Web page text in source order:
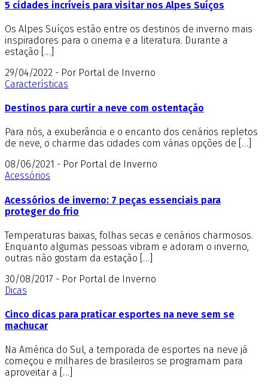
5 cidades incríveis para visitar nos Alpes Suíços
Os Alpes Suíços estão entre os destinos de inverno mais
inspiradores para o cinema e a literatura. Durante a
estação […]
29/04/2022 - Por Portal de Inverno
Características
Destinos para curtir a neve com ostentação
Para nós, a exuberância e o encanto dos cenários repletos
de neve, o charme das cidades com várias opções de […]
08/06/2021 - Por Portal de Inverno
Acessórios
Acessórios de inverno: 7 peças essenciais para
proteger do frio
Temperaturas baixas, folhas secas e cenários charmosos.
Enquanto algumas pessoas vibram e adoram o inverno,
outras não gostam da estação […]
30/08/2017 - Por Portal de Inverno
Dicas
Cinco dicas para praticar esportes na neve sem se
machucar
Na América do Sul, a temporada de esportes na neve já
começou e milhares de brasileiros se programam para
aproveitar a […]